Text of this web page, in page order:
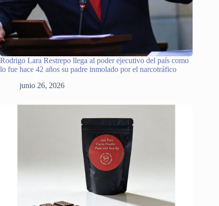
Rodrigo Lara Restrepo llega al poder ejecutivo del país como
lo fue hace 42 años su padre inmolado por el narcotráfico
junio 26, 2026